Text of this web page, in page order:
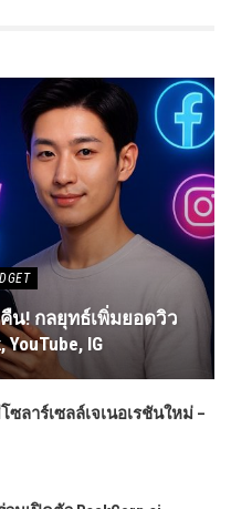
น! กลยุทธ์เพิ่มยอดวิว
YouTube, IG
ซลาร์เซลล์เจเนอเรชันใหม่ –